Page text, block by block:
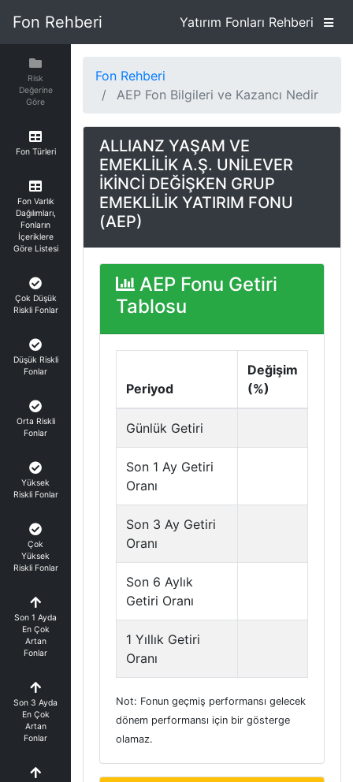
Fon Rehberi Yatırım Fonları Rehberi
Risk
Değerine
Göre
Fon Türleri
Fon Varlık
Dağılımları,
Fonların
İçeriklere
Göre Listesi
Çok Düşük
Riskli Fonlar
Düşük Riskli
Fonlar
Orta Riskli
Fonlar
Yüksek
Riskli Fonlar
Çok
Yüksek
Riskli Fonlar
Son 1 Ayda
En Çok
Artan
Fonlar
Son 3 Ayda
En Çok
Artan
Fonlar
Fon Rehberi
AEP Fon Bilgileri ve Kazancı Nedir
ALLIANZ YAŞAM VE
EMEKLİLİK A.Ş. UNİLEVER
İKİNCİ DEĞİŞKEN GRUP
EMEKLİLİK YATIRIM FONU
(AEP)
AEP Fonu Getiri
Tablosu
Periyod
Değişim
(%)
Günlük Getiri
Son 1 Ay Getiri
Oranı
Son 3 Ay Getiri
Oranı
Son 6 Aylık
Getiri Oranı
1 Yıllık Getiri
Oranı
Not: Fonun geçmiş performansı gelecek
dönem performansı için bir gösterge
olamaz.